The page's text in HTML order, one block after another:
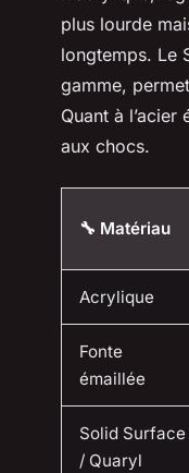
plus lourde
longtemps. Le
gamme,
Quant à
aux chocs.
🔧 Matériau
Acrylique
Fonte
émaillée
Solid Surface
/ Quaryl